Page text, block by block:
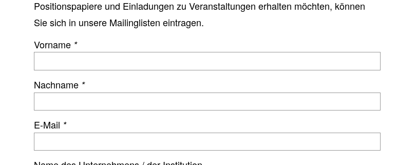
Positionspapiere und Einladungen zu Veranstaltungen erhalten möchten, können
Sie sich in unsere Mailinglisten eintragen.
Vorname *
Nachname *
E-Mail *